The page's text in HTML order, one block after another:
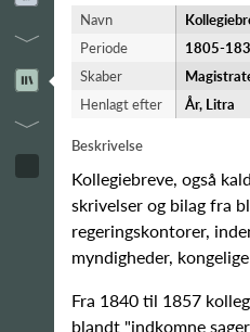
Navn
Periode
1805-​
Skaber
Henlagt efter
År, Litra
Beskrivelse
Kollegiebreve, også
skrivelser og bilag fra
regeringskontorer,
myndigheder,
Fra 1840 til 1857
blandt "indkomne